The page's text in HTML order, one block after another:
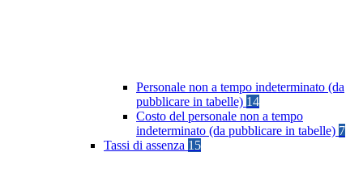
Personale non a tempo indeterminato (da
pubblicare in tabelle) 14
Costo del personale non a tempo
indeterminato (da pubblicare in tabelle) 7
Tassi di assenza 15